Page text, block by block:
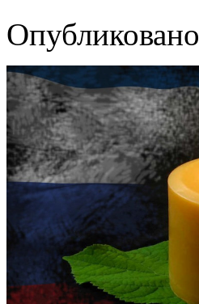
Опубликовано